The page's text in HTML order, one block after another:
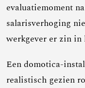
evaluatiemoment
salarisverhoging
werkgever er zin in
Een domotica-
realistisch gezien